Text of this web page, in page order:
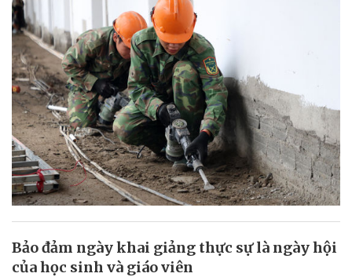
Bảo đảm ngày khai giảng thực sự là ngày hội
của học sinh và giáo viên